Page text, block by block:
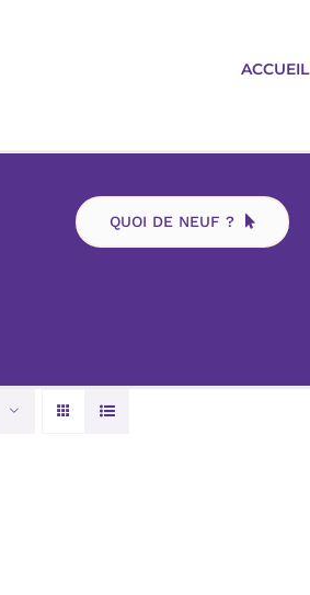
ACCUEIL
QUOI DE NEUF ?